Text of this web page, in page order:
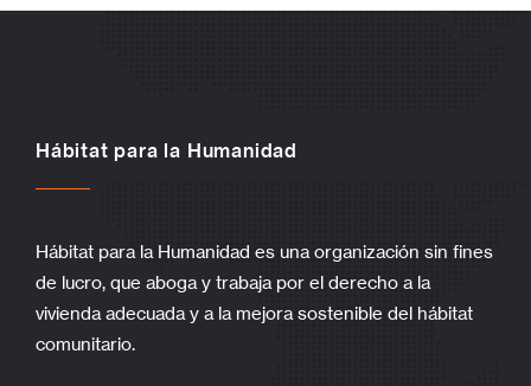
Hábitat para la Humanidad
Hábitat para la Humanidad es una organización sin fines
de lucro, que aboga y trabaja por el derecho a la
vivienda adecuada y a la mejora sostenible del hábitat
comunitario.